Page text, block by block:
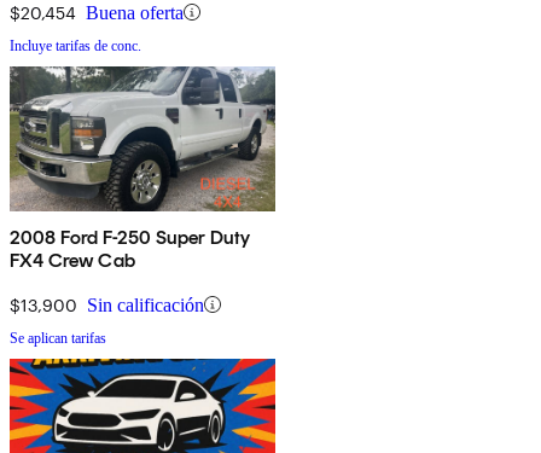
$20,454 Buena oferta
Incluye tarifas de conc.
2008 Ford F-250 Super Duty
FX4 Crew Cab
$13,900 Sin calificación
Se aplican tarifas